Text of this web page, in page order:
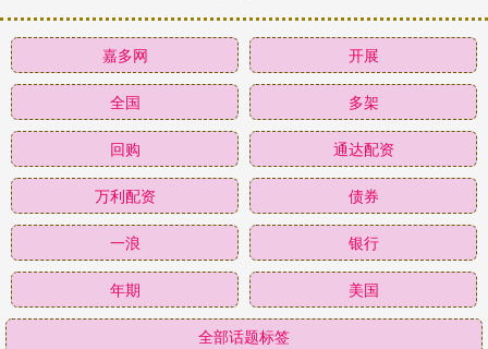
嘉多网 开展
全国 多架
回购 通达配资
万利配资 债券
一浪 银行
年期 美国
全部话题标签